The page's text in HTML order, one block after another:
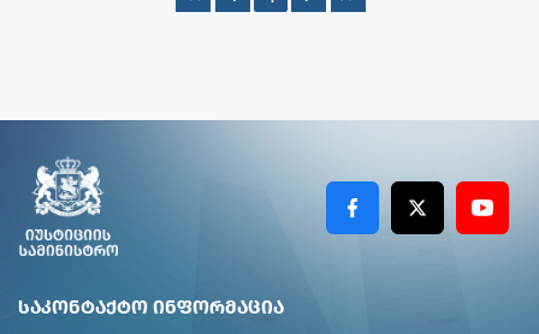
ᲡᲐᲙᲝᲜᲢᲐᲥᲢᲝ ᲘᲜᲤᲝᲠᲛᲐᲪᲘᲐ